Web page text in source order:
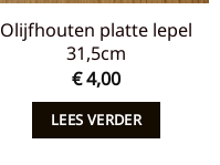
Olijfhouten platte lepel
31,5cm
€4,00
LEES VERDER